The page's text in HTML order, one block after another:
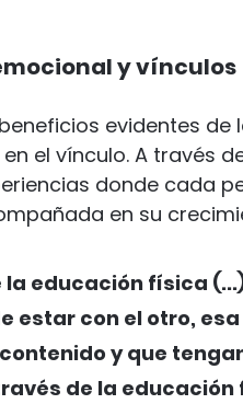
y vínculos
evidentes
el vínculo. A través
donde cada
en su
la educación física
estar con el otro,
y que
de la